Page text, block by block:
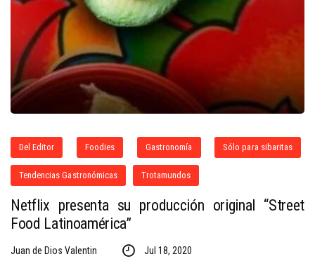
Del Editor Foodies Gastronomía Sólo para sibaritas
Tendencias Gastronómicas Trotamundos
Netflix presenta su producción original “Street
Food Latinoamérica”
Juan de Dios Valentin Jul 18, 2020